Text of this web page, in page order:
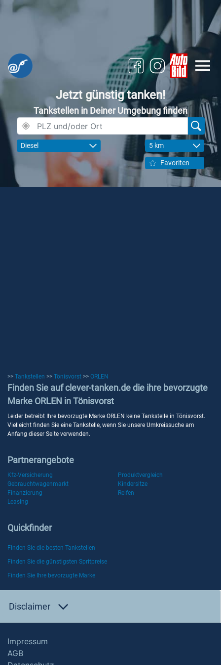
Jetzt günstig tanken!
Tankstellen in Deiner Umgebung finden
Diesel 5 km
Favoriten
>> Tankstellen >> Tönisvorst >> ORLEN
Finden Sie auf clever-tanken.de die ihre bevorzugte
Marke ORLEN in Tönisvorst
Leider betreibt Ihre bevorzugte Marke ORLEN keine Tankstelle in Tönisvorst.
Vielleicht finden Sie eine Tankstelle, wenn Sie unsere Umkreissuche am
Anfang dieser Seite verwenden.
Partnerangebote
Kfz-Versicherung
Produktvergleich
Gebrauchtwagenmarkt
Kindersitze
Finanzierung
Reifen
Leasing
Quickfinder
Finden Sie die besten Tankstellen
Finden Sie die günstigsten Spritpreise
Finden Sie Ihre bevorzugte Marke
Disclaimer
Impressum
AGB